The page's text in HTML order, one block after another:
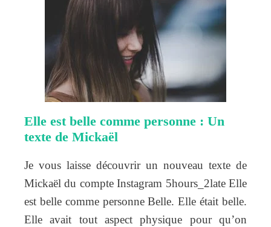
Elle est belle comme personne : Un
texte de Mickaël
Je vous laisse découvrir un nouveau texte de
Mickaël du compte Instagram 5hours_2late Elle
est belle comme personne Belle. Elle était belle.
Elle avait tout aspect physique pour qu’on